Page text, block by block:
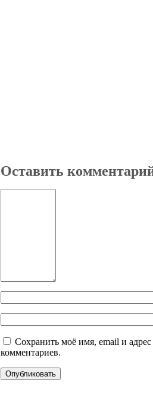
Оставить
Сохранить моё имя, email и
комментариев.